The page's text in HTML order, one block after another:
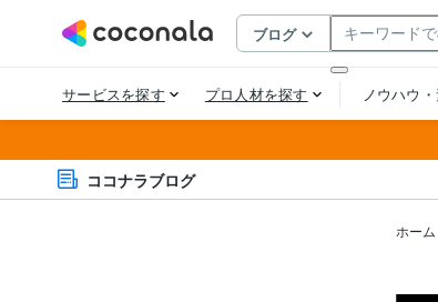
ココナラブログ
ホーム